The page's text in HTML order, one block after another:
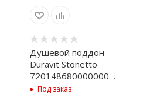
Душевой поддон
Duravit Stonetto
720148680000000
композитный,
Под заказ